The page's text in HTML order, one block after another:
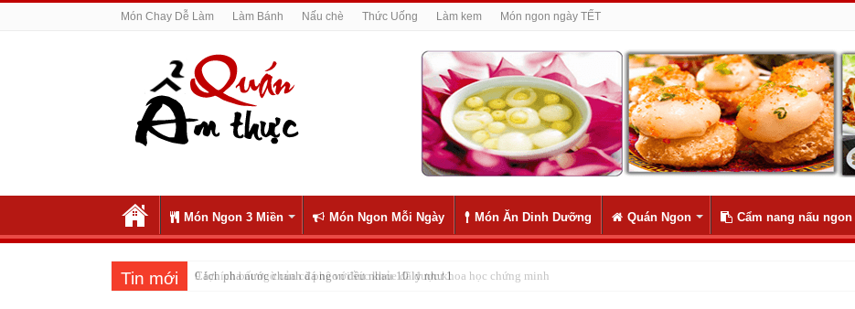
Món Chay Dễ Làm Làm Bánh Nấu chè Thức Uống Làm kem Món ngon ngày TẾT
Món Ngon 3 Miền Món Ngon Mỗi Ngày Món Ăn Dinh Dưỡng Quán Ngon Cẩm nang nấu ngon
Tin mới Cách pha nước chanh đá ngon đều nhau 10 ly như 1